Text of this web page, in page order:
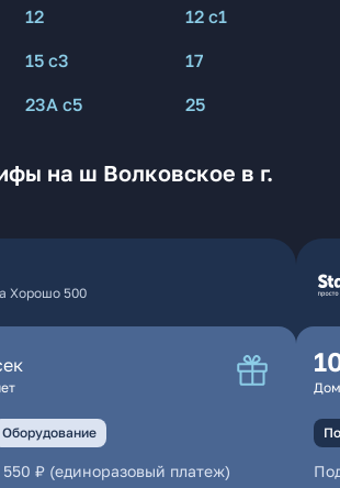
12
12 с1
15 с3
17
23А с5
25
на ш Волковское в г.
Хорошо 500
Оборудование
550 ₽ (единоразовый платеж)